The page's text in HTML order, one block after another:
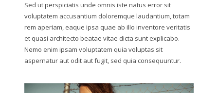
Sed ut perspiciatis unde omnis iste natus error sit
voluptatem accusantium doloremque laudantium, totam
rem aperiam, eaque ipsa quae ab illo inventore veritatis
et quasi architecto beatae vitae dicta sunt explicabo.
Nemo enim ipsam voluptatem quia voluptas sit
aspernatur aut odit aut fugit, sed quia consequuntur.